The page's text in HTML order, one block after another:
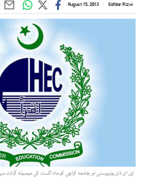
Safdar Rizvi
August 15, 2013